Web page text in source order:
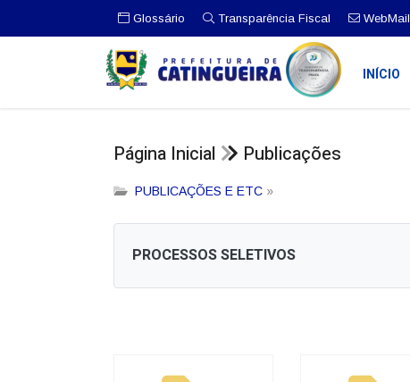
Glossário Transparência Fiscal WebMail
INÍCIO
Página Inicial Publicações
PUBLICAÇÕES E ETC »
PROCESSOS SELETIVOS